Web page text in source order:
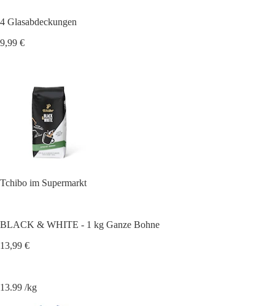
4 Glasabdeckungen
9,99 €
Tchibo im Supermarkt
BLACK & WHITE - 1 kg Ganze Bohne
13,99 €
13.99 /kg